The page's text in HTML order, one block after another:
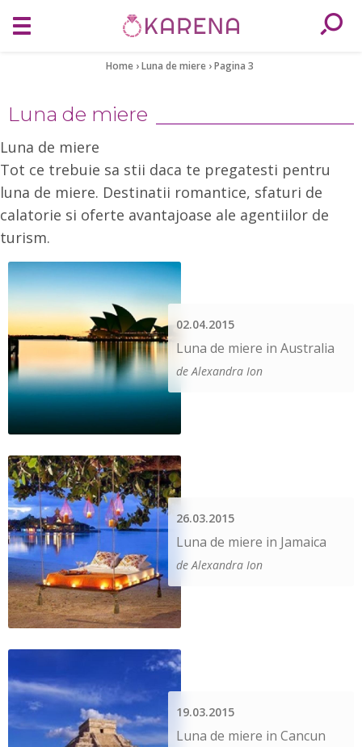
Home›Luna de miere ›Pagina 3
Luna de miere
Luna de miere
Tot ce trebuie sa stii daca te pregatesti pentru
luna de miere. Destinatii romantice, sfaturi de
calatorie si oferte avantajoase ale agentiilor de
turism.
02.04.2015
Luna de miere in Australia
de Alexandra Ion
26.03.2015
Luna de miere in Jamaica
de Alexandra Ion
19.03.2015
Luna de miere in Cancun